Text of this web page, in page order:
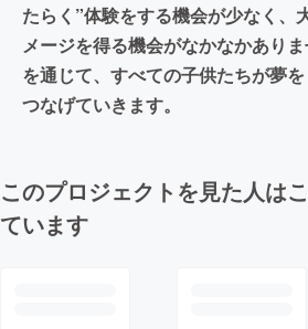
たらく”体験をする機会が少なく、
メージを得る機会がなかなかあり
を通じて、すべての子供たちが夢
つなげていきます。
このプロジェクトを見た人は
ています